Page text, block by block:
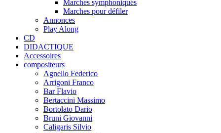
Marches symphoniques
Marches pour défiler
Annonces
Play Along
CD
DIDACTIQUE
Accessoires
compositeurs
Agnello Federico
Arrigoni Franco
Bar Flavio
Bertaccini Massimo
Bortolato Dario
Bruni Giovanni
Caligaris Silvio